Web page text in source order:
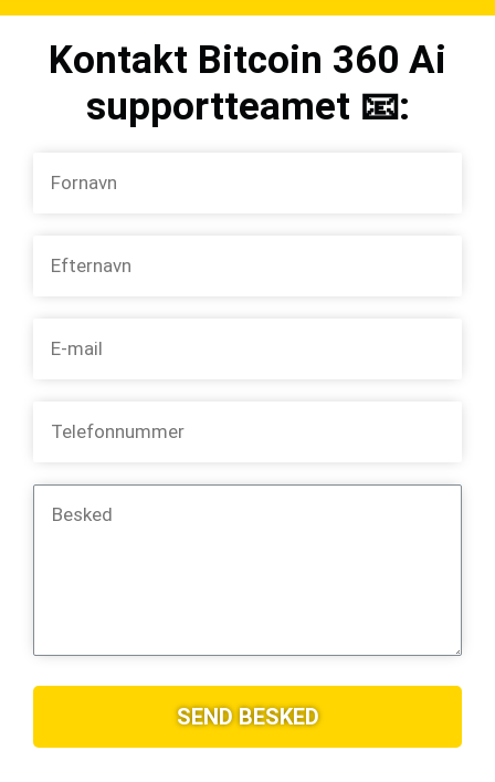
Kontakt Bitcoin 360 Ai
supportteamet 📧:
SEND BESKED